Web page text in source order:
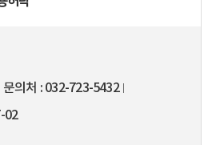
문의처
032-723-5432
02